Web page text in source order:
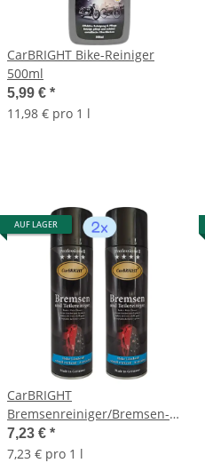
CarBRIGHT Bike-Reiniger
500ml
5,99 € *
11,98 € pro 1 l
AUF LAGER
CarBRIGHT
Bremsenreiniger/Bremsen-
und Teilereiniger 2x500ml /
2er Set
7,23 € *
7,23 € pro 1 l